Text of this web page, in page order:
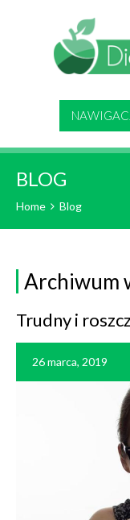
BLOG
Home Blog
Archiwum
Trudny i
26 marca, 2019